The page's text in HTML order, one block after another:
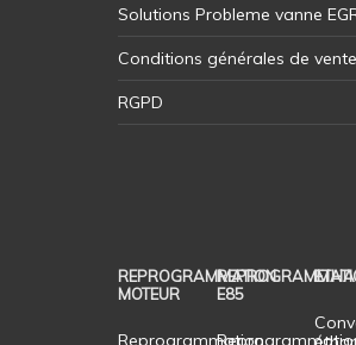
Solutions Probleme vanne
Conditions générales de
RGPD
REPROGRAMMATION
MOTEUR
Reprogrammation
E85